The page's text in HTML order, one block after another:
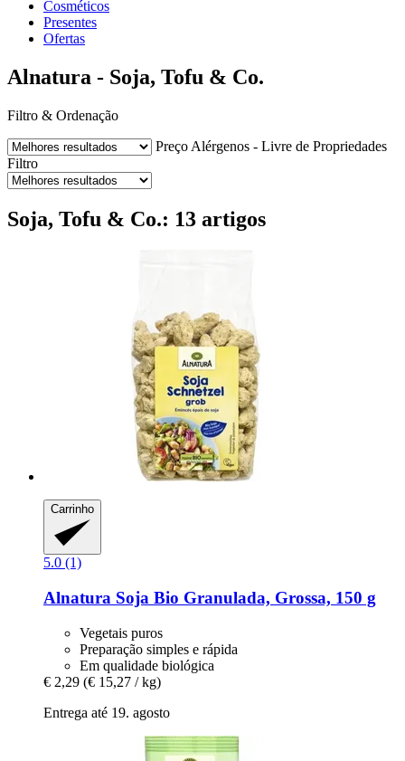
Cosméticos
Presentes
Ofertas
Alnatura - Soja, Tofu & Co.
Filtro & Ordenação
Preço Alérgenos - Livre de Propriedades
Filtro
Soja, Tofu & Co.: 13 artigos
Carrinho
5.0 (1)
Alnatura Soja Bio Granulada, Grossa, 150 g
Vegetais puros
Preparação simples e rápida
Em qualidade biológica
€ 2,29 (€ 15,27 / kg)
Entrega até 19. agosto